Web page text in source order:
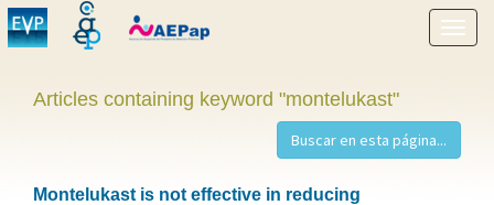
Show
menu
Articles containing keyword "montelukast"
Montelukast is not effective in reducing